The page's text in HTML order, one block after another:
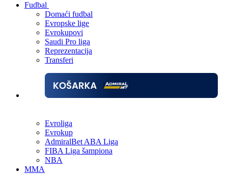
Fudbal
Domaći fudbal
Evropske lige
Evrokupovi
Saudi Pro liga
Reprezentacija
Transferi
Evroliga
Evrokup
AdmiralBet ABA Liga
FIBA Liga šampiona
NBA
MMA